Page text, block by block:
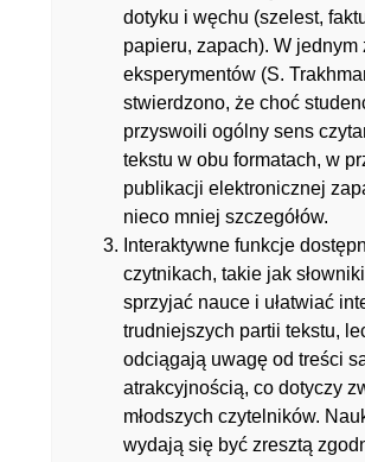
dotyku i węchu (szelest,
papieru, zapach). W jednym
eksperymentów (S.
stwierdzono, że choć
przyswoili ogólny sens
tekstu w obu formatach, w
publikacji elektronicznej
nieco mniej szczegółów.
Interaktywne funkcje
czytnikach, takie jak
sprzyjać nauce i ułatwiać
trudniejszych partii tekstu,
odciągają uwagę od treści
atrakcyjnością, co dotyczy
młodszych czytelników.
wydają się być zresztą